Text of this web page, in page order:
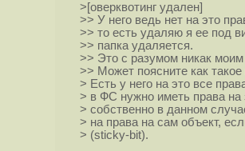
>[оверквотинг удален]
>> У него ведь нет на это
>> то есть удаляю я ее под
>> папка удаляется.
>> Это с разумом никак моим
>> Может поясните как
> Есть у него на это все
> в ФС нужно иметь права
> собственно в данном
> на права на сам объект,
> (sticky-bit).